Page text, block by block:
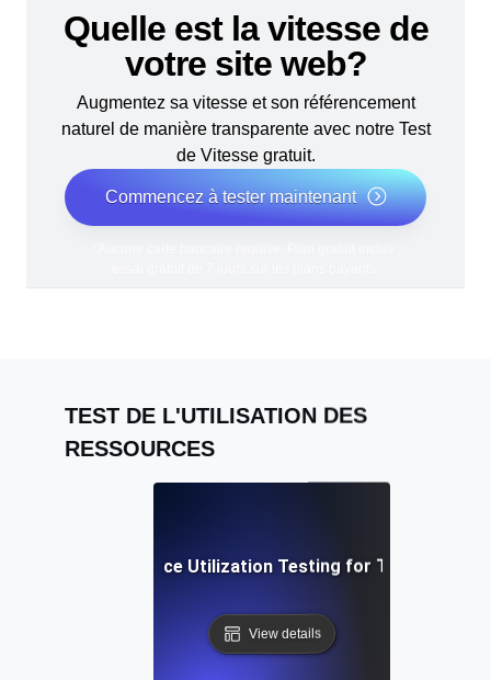
Quelle est la vitesse de
votre site web?
Augmentez sa vitesse et son référencement
naturel de manière transparente avec notre Test
de Vitesse gratuit.
Commencez à tester maintenant
TEST DE L'UTILISATION DES
RESSOURCES
in Resource Utilization Testing for Tracking
View details